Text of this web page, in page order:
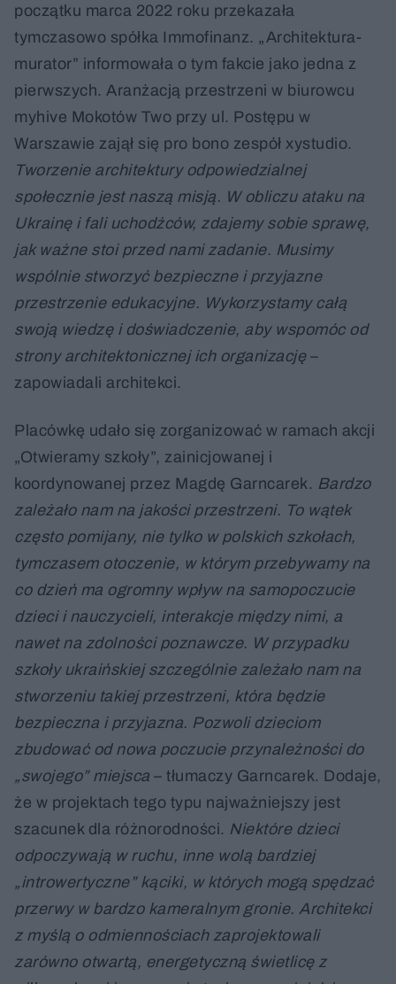
początku marca 2022 roku przekazała
tymczasowo spółka Immofinanz. „Architektura-
murator” informowała o tym fakcie jako jedna z
pierwszych. Aranżacją przestrzeni w biurowcu
myhive Mokotów Two przy ul. Postępu w
Warszawie zajął się pro bono zespół xystudio.
Tworzenie architektury odpowiedzialnej
społecznie jest naszą misją. W obliczu ataku na
Ukrainę i fali uchodźców, zdajemy sobie sprawę,
jak ważne stoi przed nami zadanie. Musimy
wspólnie stworzyć bezpieczne i przyjazne
przestrzenie edukacyjne. Wykorzystamy całą
swoją wiedzę i doświadczenie, aby wspomóc od
strony architektonicznej ich organizację –
zapowiadali architekci.
Placówkę udało się zorganizować w ramach akcji
„Otwieramy szkoły”, zainicjowanej i
koordynowanej przez Magdę Garncarek. Bardzo
zależało nam na jakości przestrzeni. To wątek
często pomijany, nie tylko w polskich szkołach,
tymczasem otoczenie, w którym przebywamy na
co dzień ma ogromny wpływ na samopoczucie
dzieci i nauczycieli, interakcje między nimi, a
nawet na zdolności poznawcze. W przypadku
szkoły ukraińskiej szczególnie zależało nam na
stworzeniu takiej przestrzeni, która będzie
bezpieczna i przyjazna. Pozwoli dzieciom
zbudować od nowa poczucie przynależności do
„swojego” miejsca – tłumaczy Garncarek. Dodaje,
że w projektach tego typu najważniejszy jest
szacunek dla różnorodności. Niektóre dzieci
odpoczywają w ruchu, inne wolą bardziej
„introwertyczne” kąciki, w których mogą spędzać
przerwy w bardzo kameralnym gronie. Architekci
z myślą o odmiennościach zaprojektowali
zarówno otwartą, energetyczną świetlicę z